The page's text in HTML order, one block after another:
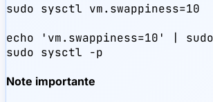
sudo sysctl vm.swappiness=10
echo 'vm.swappiness=10' |
sudo sysctl -p
Note importante